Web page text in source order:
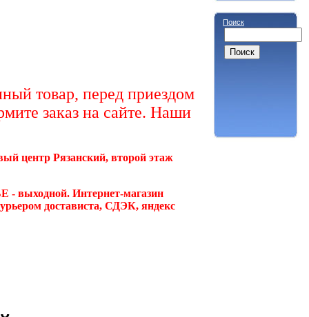
товар, перед приездом
заказ на сайте. Наши
центр Рязанский, второй этаж
выходной. Интернет-магазин
достависта, СДЭК, яндекс
Поиск